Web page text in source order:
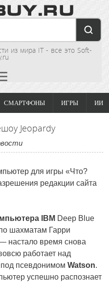
из мира IT - все это Soft-
СМАРТФОНЫ ИГРЫ ИИ
Jeopardy
для игры «Что?
редакции сайта
IBM Deep Blue
шахматам Гарри
настало время снова
работает над
псевдонимом Watson.
успешно распознает